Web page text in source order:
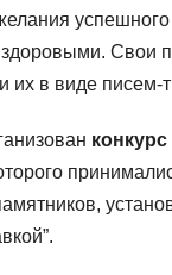
Свои
в виде писем-